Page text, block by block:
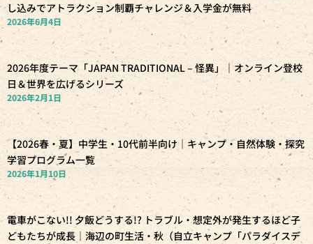
し込みでアトラクション制覇チャレンジ＆入学金が無料
2026年6月4日
2026年度テーマ「JAPAN TRADITIONAL – 怪異」｜オンライン登校
日＆世界を広げるシリーズ
2026年2月1日
【2026春・夏】中学生・10代前半向け｜キャンプ・自然体験・探究
学習プログラム一覧
2026年1月10日
電車がこない!! 夕飯どうする!? トラブル・想定外が発生するほど子
どもたちが成長｜海辺の町生活・秋（自立キャンプ「パラダイスデ